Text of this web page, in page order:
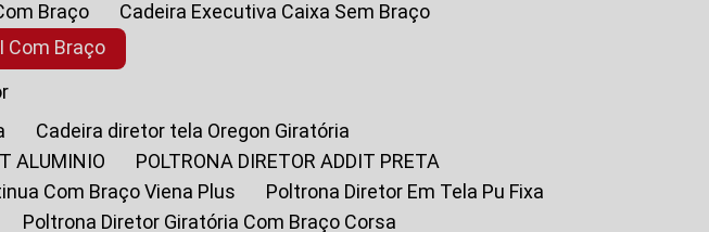
Braço
Cadeira Executiva Caixa Sem Braço
Com Braço
Cadeira diretor tela Oregon Giratória
ALUMINIO
POLTRONA DIRETOR ADDIT PRETA
Com Braço Viena Plus
Poltrona Diretor Em Tela Pu Fixa
Poltrona Diretor Giratória Com Braço Corsa